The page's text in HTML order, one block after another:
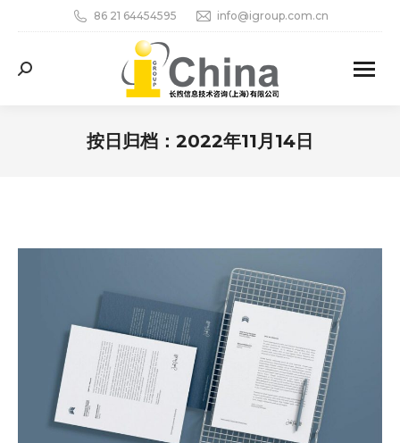
86 21 64454595 info@igroup.com.cn
Search:
按日归档： 2022年11月14日